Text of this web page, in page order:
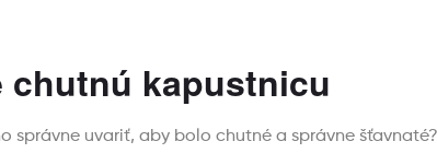
chutnú kapustnicu
správne uvariť, aby bolo chutné a správne